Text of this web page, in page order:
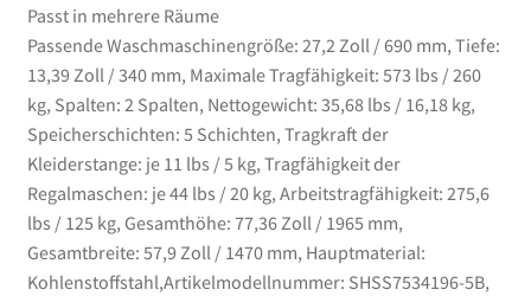
Passt in mehrere Räume
Passende Waschmaschinengröße: 27,2 Zoll / 690 mm, Tiefe:
13,39 Zoll / 340 mm, Maximale Tragfähigkeit: 573 lbs / 260
kg, Spalten: 2 Spalten, Nettogewicht: 35,68 lbs / 16,18 kg,
Speicherschichten: 5 Schichten, Tragkraft der
Kleiderstange: je 11 lbs / 5 kg, Tragfähigkeit der
Regalmaschen: je 44 lbs / 20 kg, Arbeitstragfähigkeit: 275,6
lbs / 125 kg, Gesamthöhe: 77,36 Zoll / 1965 mm,
Gesamtbreite: 57,9 Zoll / 1470 mm, Hauptmaterial:
Kohlenstoffstahl,Artikelmodellnummer: SHSS7534196-5B,